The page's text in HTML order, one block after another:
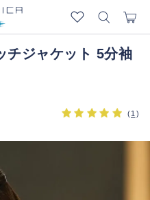
チジャケット 5分袖
(1 )